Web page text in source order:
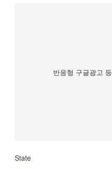
반응형 구글광고 등
State